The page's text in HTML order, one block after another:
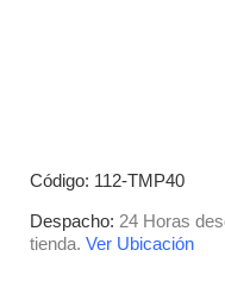
Código: 112-TMP40
Despacho: 24 Horas
tienda. Ver Ubicación